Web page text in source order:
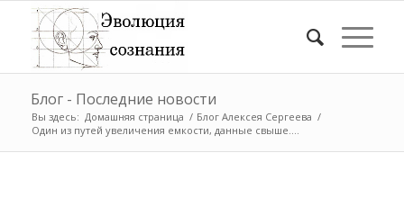
Блог - Последние новости
Вы здесь: Домашняя страница / Блог Алексея Сергеева /
Один из путей увеличения емкости, данные свыше....